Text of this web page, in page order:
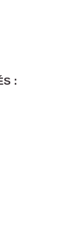
: